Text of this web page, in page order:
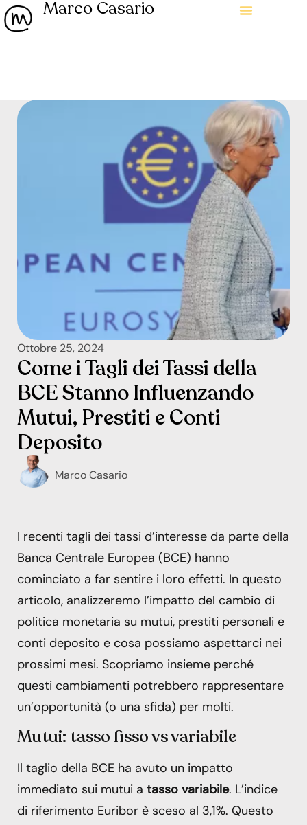
Marco Casario
Ottobre 25, 2024
Come i Tagli dei Tassi della
BCE Stanno Influenzando
Mutui, Prestiti e Conti
Deposito
Marco Casario
I recenti tagli dei tassi d’interesse da parte della
Banca Centrale Europea (BCE) hanno
cominciato a far sentire i loro effetti. In questo
articolo, analizzeremo l’impatto del cambio di
politica monetaria su mutui, prestiti personali e
conti deposito e cosa possiamo aspettarci nei
prossimi mesi. Scopriamo insieme perché
questi cambiamenti potrebbero rappresentare
un’opportunità (o una sfida) per molti.
Mutui: tasso fisso vs variabile
Il taglio della BCE ha avuto un impatto
immediato sui mutui a tasso variabile. L’indice
di riferimento Euribor è sceso al 3,1%. Questo